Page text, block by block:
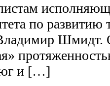
по развитию
Шмидт.
юг и […]